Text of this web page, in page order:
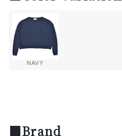
NAVY
■Brand